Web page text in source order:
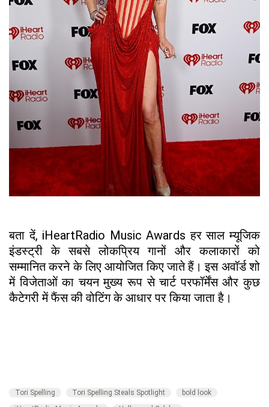
बता दें, iHeartRadio Music Awards हर साल म्यूजिक
इंडस्ट्री के सबसे लोकप्रिय गानों और कलाकारों को
सम्मानित करने के लिए आयोजित किए जाते हैं। इस अवॉर्ड शो
में विजेताओं का चयन मुख्य रूप से चार्ट परफॉर्मेंस और कुछ
कैटेगरी में फैंस की वोटिंग के आधार पर किया जाता है।
Tori Spelling Tori Spelling Steals Spotlight
bold look